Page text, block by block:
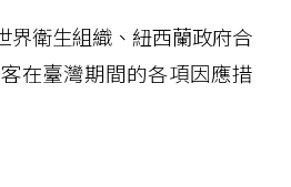
界衛生組織、紐西蘭政府合
在臺灣期間的各項因應措